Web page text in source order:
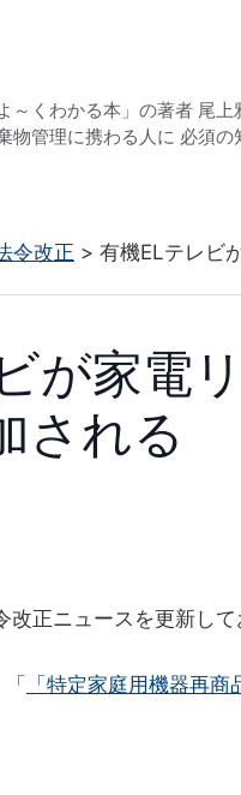
～くわかる本」の著者 尾
物管理に携わる人に 必須の
令改正 > 有機ELテレビ
が家電
される
正ニュースを更新して
「特定家庭用機器再